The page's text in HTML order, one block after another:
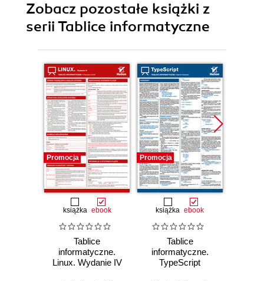
Zobacz pozostałe książki z
serii Tablice informatyczne
Promocja
książka ebook
Tablice
informatyczne.
Linux. Wydanie IV
Promocja
książka ebook
Tablice
informatyczne.
TypeScript